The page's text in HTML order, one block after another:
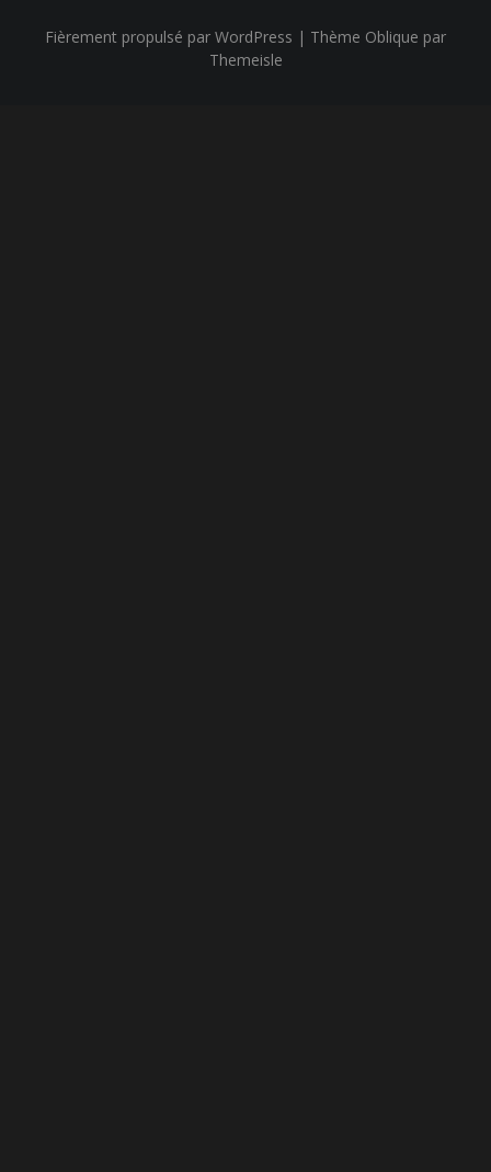
Fièrement propulsé par WordPress | Thème Oblique par
Themeisle